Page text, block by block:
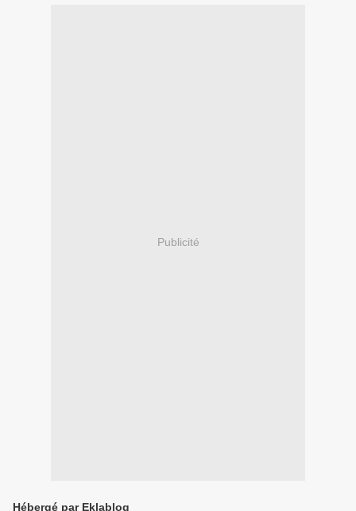
Publicité
Hébergé par Eklablog